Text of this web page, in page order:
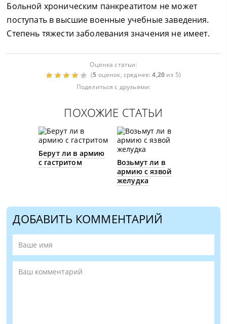
Больной хроническим панкреатитом не может
поступать в высшие военные учебные заведения.
Степень тяжести заболевания значения не имеет.
Оценка статьи:
(5 оценок, среднее:4,20 из 5)
Поделиться с друзьями:
ПОХОЖИЕ СТАТЬИ
Берут ли в армию
с гастритом
Возьмут ли в
армию с язвой
желудка
ДОБАВИТЬ КОММЕНТАРИЙ